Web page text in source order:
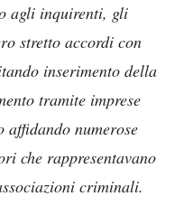
agli inquirenti, gli
stretto accordi con
inserimento della
tramite imprese
affidando numerose
che rappresentavano
criminali.